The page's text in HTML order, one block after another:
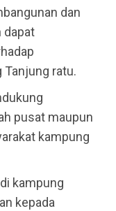
dan
dapat
ratu.
pusat maupun
kampung
kampung
kepada